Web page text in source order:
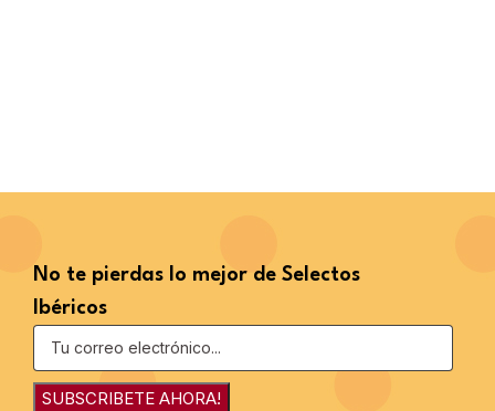
No te pierdas lo mejor de Selectos
Ibéricos
SUBSCRIBETE AHORA!